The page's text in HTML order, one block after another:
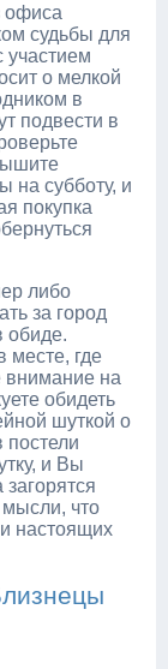
офиса
судьбы для
участием
о мелкой
в
подвести в
на субботу, и
покупка
либо
за город
обиде.
месте, где
внимание на
обидеть
шуткой о
постели
и Вы
что
настоящих